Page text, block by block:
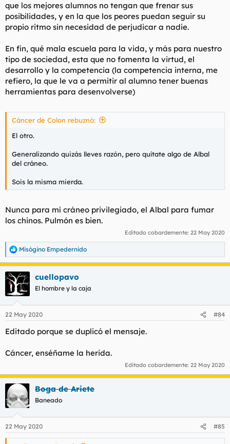
que los mejores alumnos no tengan que frenar sus
posibilidades, y en la que los peores puedan seguir su
propio ritmo sin necesidad de perjudicar a nadie.
En fin, qué mala escuela para la vida, y más para nuestro
tipo de sociedad, esta que no fomenta la virtud, el
desarrollo y la competencia (la competencia interna, me
refiero, la que le va a permitir al alumno tener buenas
herramientas para desenvolverse)
Cáncer de Colon rebuznó:
El otro.
Generalizando quizás lleves razón, pero quítate algo de Albal
del cráneo.
Sois la misma mierda.
Nunca para mí cráneo privilegiado, el Albal para fumar
los chinos. Pulmón es bien.
Editado cobardemente: 22 May 2020
R
e
a
c
c
i
e
:
Misógino Empedernido
cuellopavo
El hombre y la caja
22 May 2020 #84
Editado porque se duplicó el mensaje.
Cáncer, enséñame la herida.
Editado cobardemente: 22 May 2020
Boga de Ariete
Baneado
22 May 2020 #85